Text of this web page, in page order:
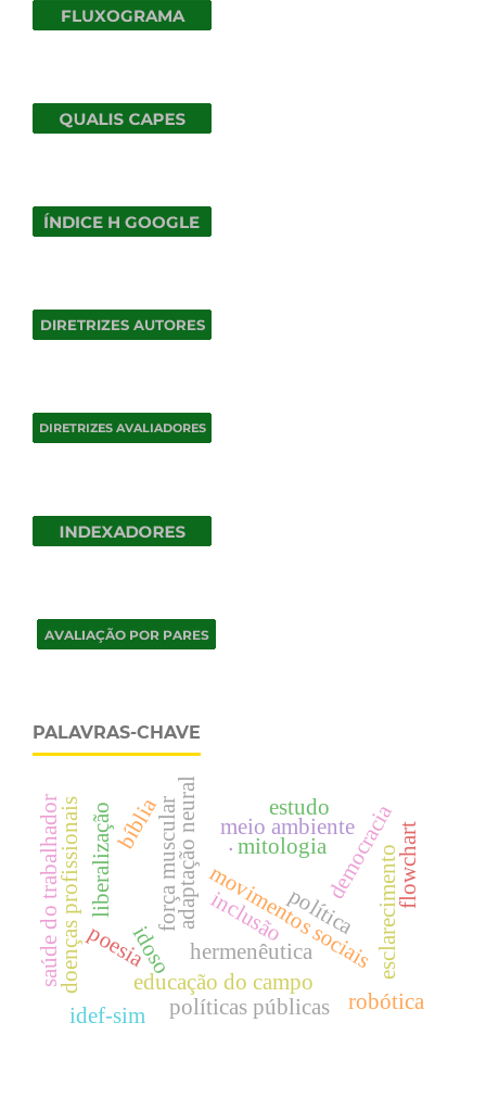
PALAVRAS-CHAVE
idoso
adaptação neural
força muscular
poesia
mitologia
bíblia
hermenêutica
educação do campo
movimentos sociais
políticas públicas
política
democracia
inclusão
liberalização .
meio ambiente
esclarecimento
doenças profissionais
saúde do trabalhador
idef-sim
flowchart
robótica
estudo